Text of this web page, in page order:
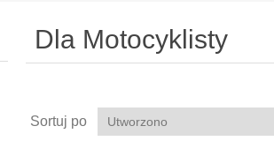
Dla Motocyklisty
Sortuj po